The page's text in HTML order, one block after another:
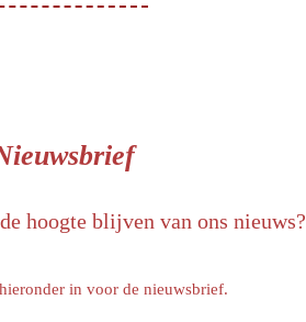
hoogte blijven van ons nieuws?
in voor de nieuwsbrief.